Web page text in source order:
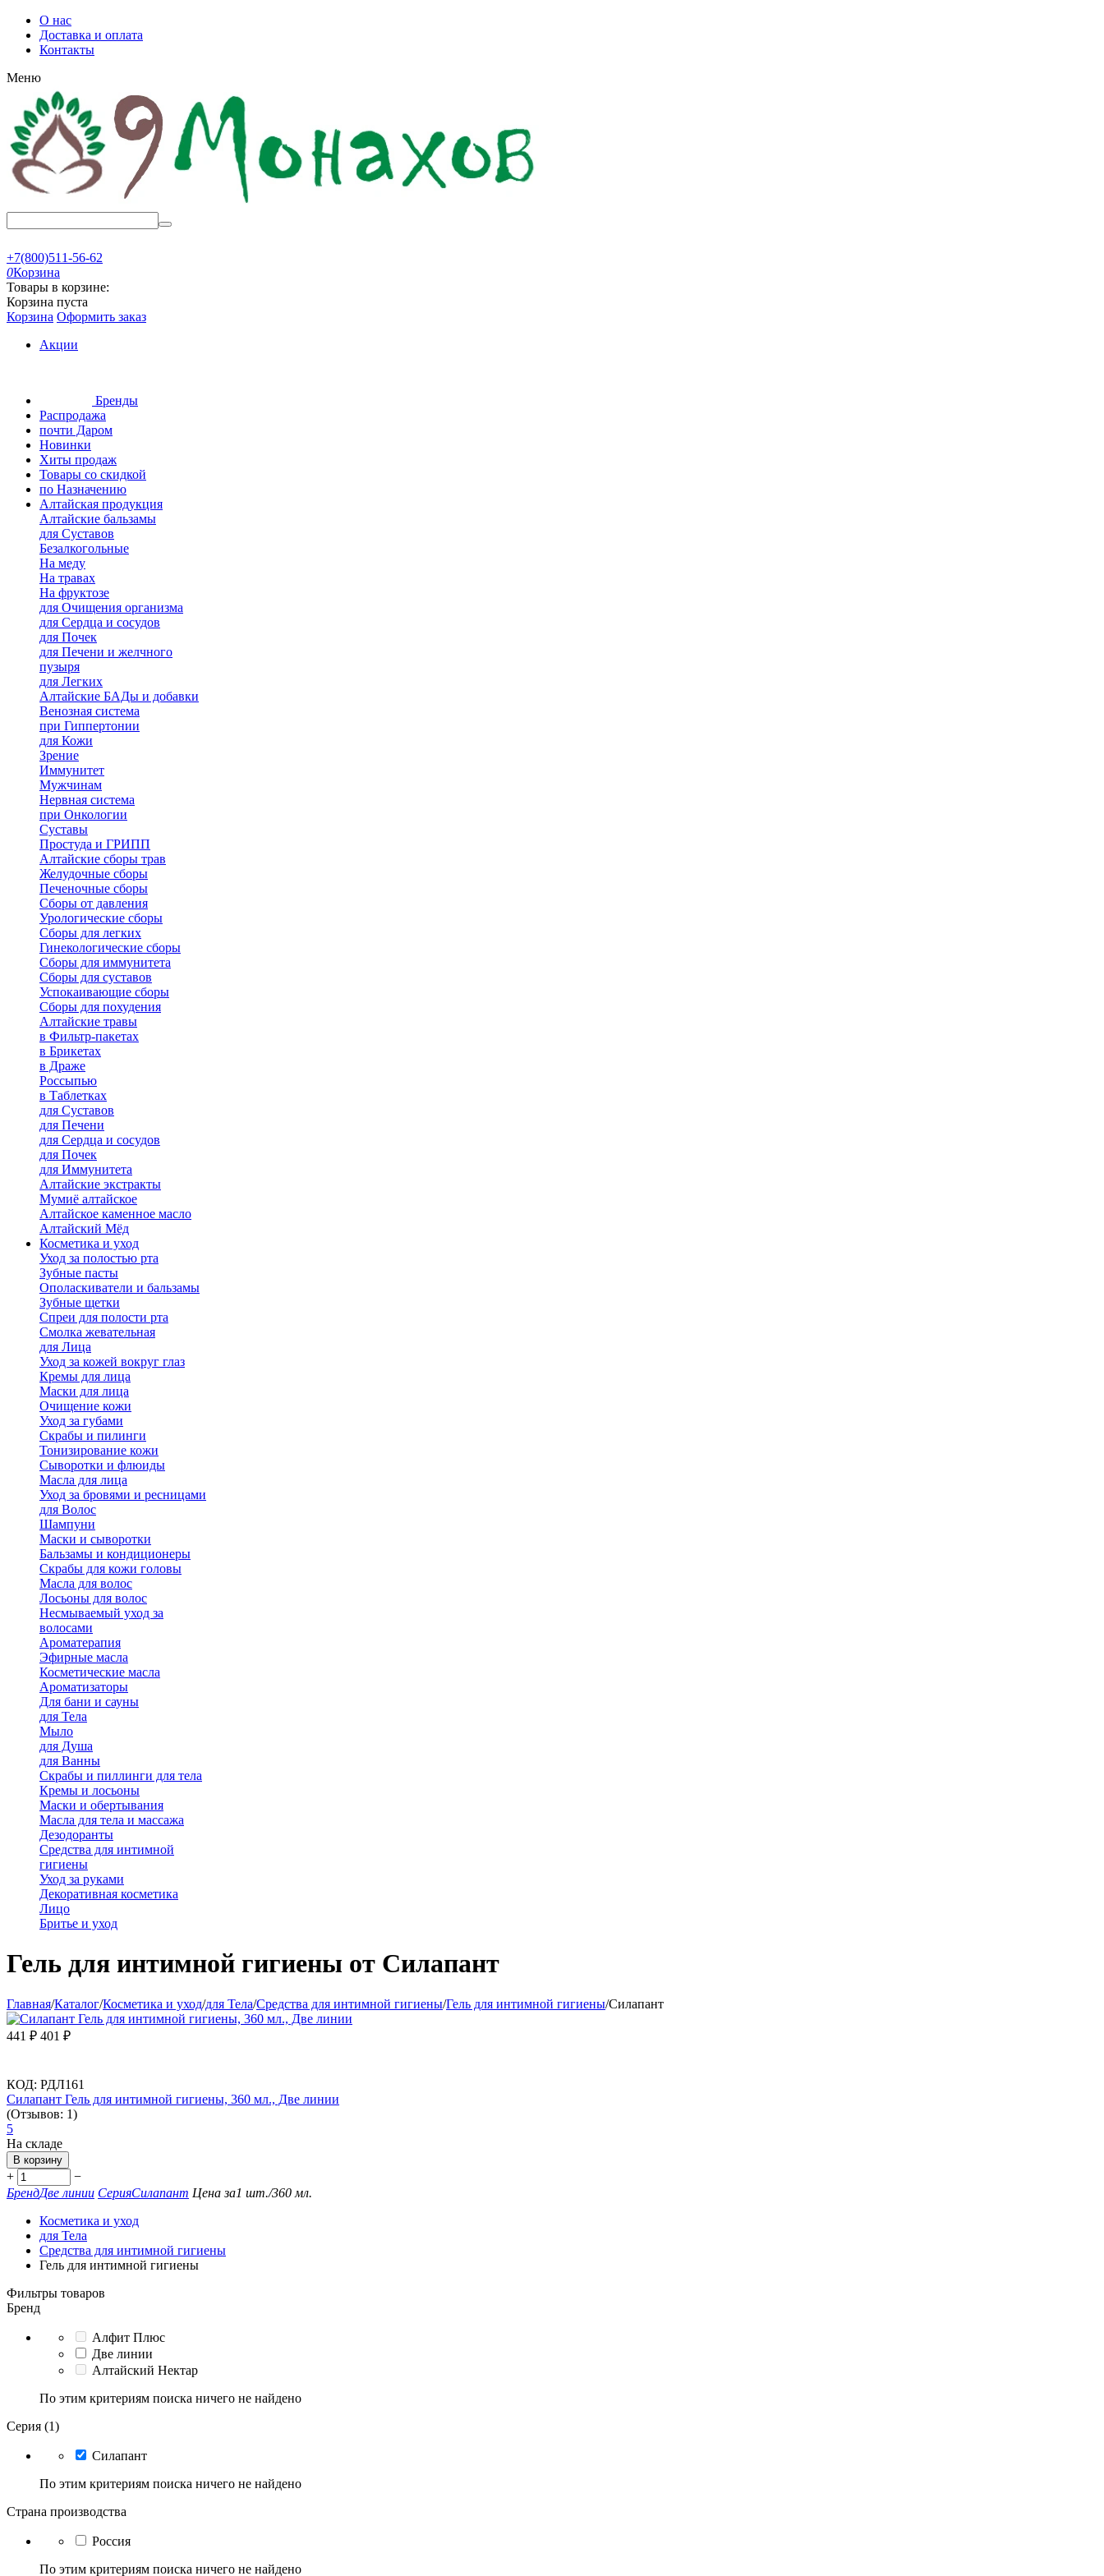
О нас
Доставка и оплата
Контакты
Меню
+7(800)511-56-62
0Корзина
Товары в корзине:
Корзина пуста
Корзина Оформить заказ
Акции
Бренды
Распродажа
почти Даром
Новинки
Хиты продаж
Товары со скидкой
по Назначению
Алтайская продукция
Алтайские бальзамы
для Суставов
Безалкогольные
На меду
На травах
На фруктозе
для Очищения организма
для Сердца и сосудов
для Почек
для Печени и желчного
пузыря
для Легких
Алтайские БАДы и добавки
Венозная система
при Гиппертонии
для Кожи
Зрение
Иммунитет
Мужчинам
Нервная система
при Онкологии
Суставы
Простуда и ГРИПП
Алтайские сборы трав
Желудочные сборы
Печеночные сборы
Сборы от давления
Урологические сборы
Сборы для легких
Гинекологические сборы
Сборы для иммунитета
Сборы для суставов
Успокаивающие сборы
Сборы для похудения
Алтайские травы
в Фильтр-пакетах
в Брикетах
в Драже
Россыпью
в Таблетках
для Cуставов
для Печени
для Сердца и сосудов
для Почек
для Иммунитета
Алтайские экстракты
Мумиё алтайское
Алтайское каменное масло
Алтайский Мёд
Косметика и уход
Уход за полостью рта
Зубные пасты
Ополаскиватели и бальзамы
Зубные щетки
Спреи для полости рта
Смолка жевательная
для Лица
Уход за кожей вокруг глаз
Кремы для лица
Маски для лица
Очищение кожи
Уход за губами
Скрабы и пилинги
Тонизирование кожи
Сыворотки и флюиды
Масла для лица
Уход за бровями и ресницами
для Волос
Шампуни
Маски и сыворотки
Бальзамы и кондиционеры
Скрабы для кожи головы
Масла для волос
Лосьоны для волос
Несмываемый уход за
волосами
Ароматерапия
Эфирные масла
Косметические масла
Ароматизаторы
Для бани и сауны
для Тела
Мыло
для Душа
для Ванны
Скрабы и пиллинги для тела
Кремы и лосьоны
Маски и обертывания
Масла для тела и массажа
Дезодоранты
Средства для интимной
гигиены
Уход за руками
Декоративная косметика
Лицо
Бритье и уход
Гель для интимной гигиены от Силапант
Главная/Каталог/Косметика и уход/для Тела/Средства для интимной гигиены/Гель для интимной гигиены/Силапант
441 ₽ 401 ₽
КОД: РДЛ161
Силапант Гель для интимной гигиены, 360 мл., Две линии
(Отзывов: 1)
5
На складе
В корзину
+
−
БрендДве линии СерияСилапант Цена за1 шт./360 мл.
Косметика и уход
для Тела
Средства для интимной гигиены
Гель для интимной гигиены
Фильтры товаров
Бренд
Алфит Плюс
Две линии
Алтайский Нектар
По этим критериям поиска ничего не найдено
Серия (1)
Силапант
По этим критериям поиска ничего не найдено
Страна производства
Россия
По этим критериям поиска ничего не найдено